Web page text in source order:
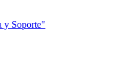
y Soporte"